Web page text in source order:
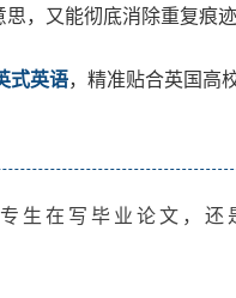
，又能彻底消除重复痕迹
式英语，精准贴合英国高
生在写毕业论文，还